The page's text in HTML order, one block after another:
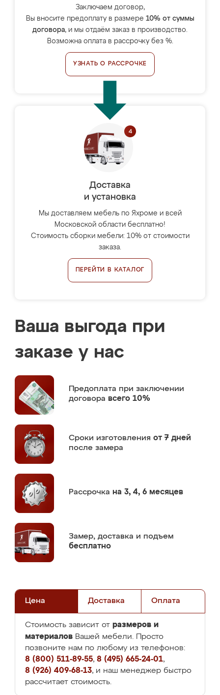
Заключаем договор,
Вы вносите предоплату в размере 10% от суммы
договора, и мы отдаём заказ в производство.
Возможна оплата в рассрочку без %.
УЗНАТЬ О РАССРОЧКЕ
Доставка
и установка
Мы доставляем мебель по Яхроме и всей
Московской области бесплатно!
Стоимость сборки мебели: 10% от стоимости
заказа.
ПЕРЕЙТИ В КАТАЛОГ
Ваша выгода при
заказе у нас
Предоплата при заключении
договора всего 10%
Сроки изготовления от 7 дней
после замера
Рассрочка на 3, 4, 6 месяцев
Замер, доставка и подъем
бесплатно
Цена Доставка Оплата
Стоимость зависит от размеров и
материалов Вашей мебели. Просто
позвоните нам по любому из телефонов:
8 (800) 511-89-55, 8 (495) 665-24-01,
8 (926) 409-68-13, и наш менеджер быстро
рассчитает стоимость.